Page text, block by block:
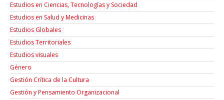
Estudios en Ciencias, Tecnologías y Sociedad
Estudios en Salud y Medicinas
Estudios Globales
Estudios Territoriales
Estudios visuales
Género
Gestión Crítica de la Cultura
Gestión y Pensamiento Organizacional